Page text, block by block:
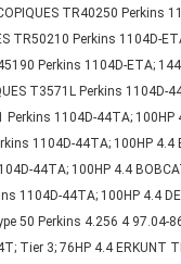
TR40250 Perkins
TR50210 Perkins 1104D-
Perkins 1104D-ETA;
T3571L Perkins 1104D-
Perkins 1104D-44TA; 100HP
1104D-44TA; 100HP 4.4
44TA; 100HP 4.4
1104D-44TA; 100HP 4.4
50 Perkins 4.256 4 97.04-
Tier 3; 76HP 4.4 ERKUNT